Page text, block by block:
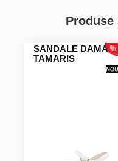
SANDALE DAMA
TAMARIS